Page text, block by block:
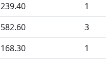
239.40
1
582.60
3
168.30
1